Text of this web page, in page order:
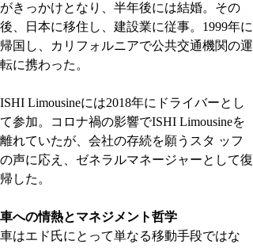
がきっかけとなり、半年後には結婚。その
後、日本に移住し、建設業に従事。1999年に
帰国し、カリフォルニアで公共交通機関の運
転に携わった。
ISHI Limousineには2018年にドライバーとし
て参加。コロナ禍の影響でISHI Limousineを
離れていたが、会社の存続を願うスタ ッフ
の声に応え、ゼネラルマネージャーとして復
帰した。
車への情熱とマネジメント哲学
車はエド氏にとって単なる移動手段ではな